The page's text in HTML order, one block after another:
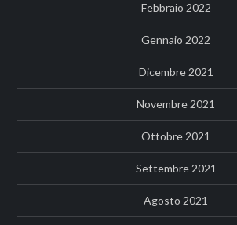
Febbraio 2022
Gennaio 2022
Dicembre 2021
Novembre 2021
Ottobre 2021
Settembre 2021
Agosto 2021